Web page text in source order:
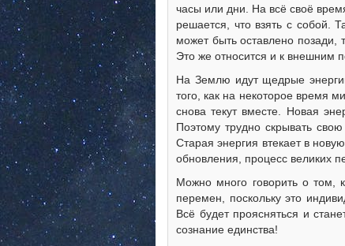
часы или дни. На всё своё
решается, что взять с собой.
может быть оставлено позади,
Это же относится и к внешним
На Землю идут щедрые
того, как на некоторое время
снова текут вместе. Новая
Поэтому трудно скрывать
Старая энергия втекает в
обновления, процесс великих
Можно много говорить о том,
перемен, поскольку это
Всё будет проясняться и
сознание единства!